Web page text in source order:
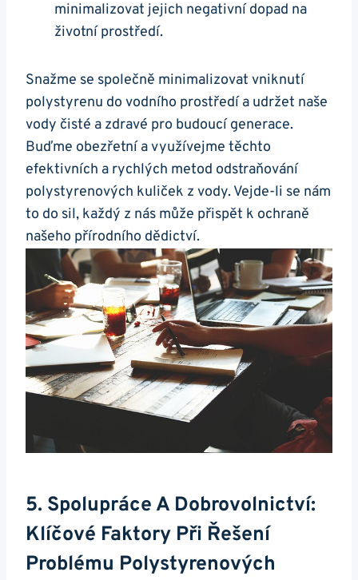
minimalizovat jejich negativní dopad na
životní prostředí.
Snažme se společně minimalizovat vniknutí
polystyrenu do vodního prostředí a udržet naše
vody čisté a zdravé pro budoucí generace.
Buďme obezřetní a využívejme těchto
efektivních a rychlých metod odstraňování
polystyrenových kuliček z vody. Vejde-li se nám
to do sil, každý z nás může přispět k ochraně
našeho přírodního dědictví.
5. Spolupráce A Dobrovolnictví:
Klíčové Faktory Při Řešení
Problému Polystyrenových